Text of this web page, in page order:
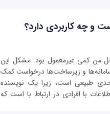
چه کاربردی دارد؟
من کمی غیرمعمول بود. مشكل این
و زیرساخت‌ها درخواست کمک
طبیعی است، زیرا یک نویسنده
با افرادی در ارتباط با است که